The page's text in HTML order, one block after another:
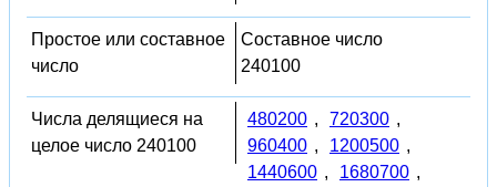
Простое или составное
число
Составное число
240100
Числа делящиеся на
целое число 240100
480200 , 720300 ,
960400 , 1200500 ,
1440600 , 1680700 ,